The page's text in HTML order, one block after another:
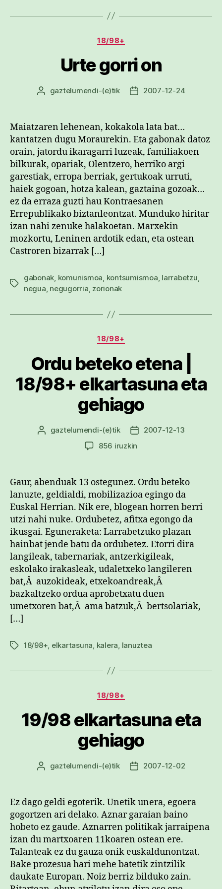
Kategoriak
18/98+
Urte gorri on
Argitalpenaren
gaztelumendi-(e)tik
Argitalpenaren
2007-12-24
Maiatzaren lehenean, kokakola lata bat…
kantatzen dugu Moraurekin. Eta gabonak datoz
orain, jatordu ikaragarri luzeak, familiakoen
bilkurak, opariak, Olentzero, herriko argi
garestiak, erropa berriak, gertukoak urruti,
haiek gogoan, hotza kalean, gaztaina gozoak…
ez da erraza guzti hau Kontraesanen
Errepublikako biztanleontzat. Munduko hiritar
izan nahi zenuke halakoetan. Marxekin
mozkortu, Leninen ardotik edan, eta ostean
Castroren bizarrak […]
Etiketak
gabonak, komunismoa, kontsumismoa, larrabetzu,
negua, negugorria, zorionak
Kategoriak
18/98+
Ordu beteko etena |
18/98+ elkartasuna eta
gehiago
Argitalpenaren
gaztelumendi-(e)tik
Argitalpenaren
2007-12-13
856 iruzkin
|
18/98+
elkartasuna
eta
gehiago
sarreran
Gaur, abenduak 13 ostegunez. Ordu beteko
lanuzte, geldialdi, mobilizazioa egingo da
Euskal Herrian. Nik ere, blogean horren berri
utzi nahi nuke. Ordubetez, afitxa egongo da
ikusgai. Eguneraketa: Larrabetzuko plazan
hainbat jende batu da ordubetez. Etorri dira
langileak, tabernariak, antzerkigileak,
eskolako irakasleak, udaletxeko langileren
bat,Â auzokideak, etxekoandreak,Â
bazkaltzeko ordua aprobetxatu duen
umetxoren bat,Â ama batzuk,Â bertsolariak,
[…]
Etiketak
18/98+ elkartasuna kalera lanuztea
Kategoriak
18/98+
19/98 elkartasuna eta
gehiago
Argitalpenaren
gaztelumendi-(e)tik
Argitalpenaren
2007-12-02
Ez dago geldi egoterik. Unetik unera, egoera
gogortzen ari delako. Aznar garaian baino
hobeto ez gaude. Aznarren politikak jarraipena
izan du martxoaren 11koaren ostean ere.
Talanteak ez du gauza onik euskaldunontzat.
Bake prozesua hari mehe batetik zintzilik
daukate Europan. Noiz berriz bilduko zain.